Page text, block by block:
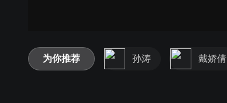
为你推荐 孙涛 戴娇倩